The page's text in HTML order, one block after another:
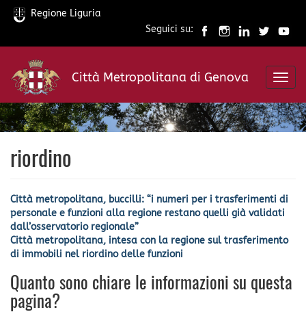
Salta
contenuto
principale
Regione Liguria
Seguici su:
Città Metropolitana di Genova
riordino
Città metropolitana, buccilli: “i numeri per i trasferimenti di
personale e funzioni alla regione restano quelli già validati
dall’osservatorio regionale”
Città metropolitana, intesa con la regione sul trasferimento
di immobili nel riordino delle funzioni
Quanto sono chiare le informazioni su questa
pagina?